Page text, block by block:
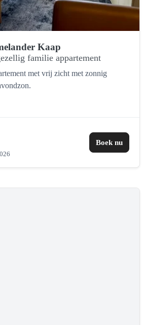
Kaap
familie appartement
met vrij zicht met zonnig
Boek nu